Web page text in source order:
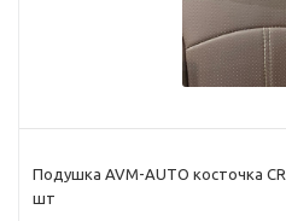
Подушка AVM-AUTO косточка
шт